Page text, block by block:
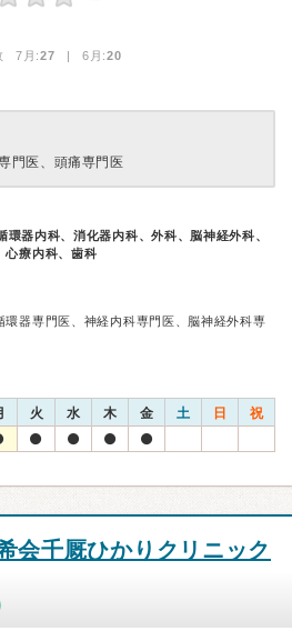
7月:27 | 6月:20
門医、頭痛専門医
環器内科、消化器内科、外科、脳神経外科、
心療内科、歯科
器専門医、神経内科専門医、脳神経外科専
火 水 木 金 土 日 祝
会千厩ひかりクリニック